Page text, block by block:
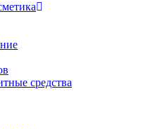
средства